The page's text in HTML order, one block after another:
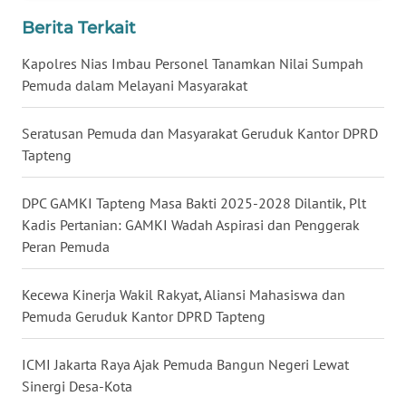
Berita Terkait
Kapolres Nias Imbau Personel Tanamkan Nilai Sumpah
Pemuda dalam Melayani Masyarakat
Seratusan Pemuda dan Masyarakat Geruduk Kantor DPRD
Tapteng
DPC GAMKI Tapteng Masa Bakti 2025-2028 Dilantik, Plt
Kadis Pertanian: GAMKI Wadah Aspirasi dan Penggerak
Peran Pemuda
Kecewa Kinerja Wakil Rakyat, Aliansi Mahasiswa dan
Pemuda Geruduk Kantor DPRD Tapteng
ICMI Jakarta Raya Ajak Pemuda Bangun Negeri Lewat
Sinergi Desa-Kota
KALTARA
WN
KALSEL
WN
WN
WN
GORONTALO
WN
SULUT